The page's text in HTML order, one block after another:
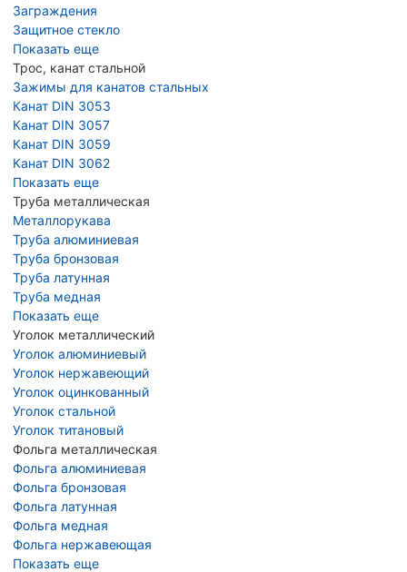
Заграждения
Защитное стекло
Показать еще
Трос, канат стальной
Зажимы для канатов стальных
Канат DIN 3053
Канат DIN 3057
Канат DIN 3059
Канат DIN 3062
Показать еще
Труба металлическая
Металлорукава
Труба алюминиевая
Труба бронзовая
Труба латунная
Труба медная
Показать еще
Уголок металлический
Уголок алюминиевый
Уголок нержавеющий
Уголок оцинкованный
Уголок стальной
Уголок титановый
Фольга металлическая
Фольга алюминиевая
Фольга бронзовая
Фольга латунная
Фольга медная
Фольга нержавеющая
Показать еще